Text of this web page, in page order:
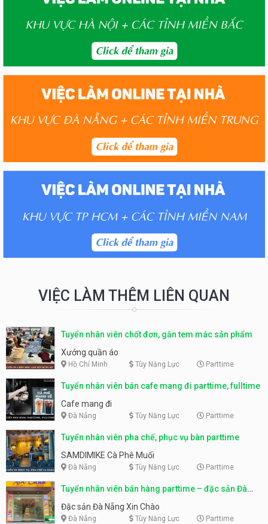
VIỆC LÀM THÊM LIÊN QUAN
Tuyển nhân viên chốt đơn, gắn tem mác sản phẩm
Xưởng quần áo
Hồ Chí Minh Tùy Năng Lực Parttime
Tuyển nhân viên bán cafe mang đi parttime, fulltime
Cafe mang đi
Đà Nẵng Tùy Năng Lực Parttime
Tuyển nhân viên pha chế, phục vụ bàn parttime
SAMDIMIKE Cà Phê Muối
Đà Nẵng Tùy Năng Lực Parttime
Tuyển nhân viên bán hàng parttime – đặc sản Đà
Nẵng
Đặc sản Đà Nẵng Xin Chào
Đà Nẵng Tùy Năng Lực Parttime